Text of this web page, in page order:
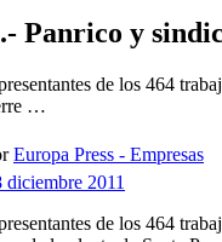
Panrico y
de los 464
…
Europa Press - Empresas
diciembre 2011
de los 464